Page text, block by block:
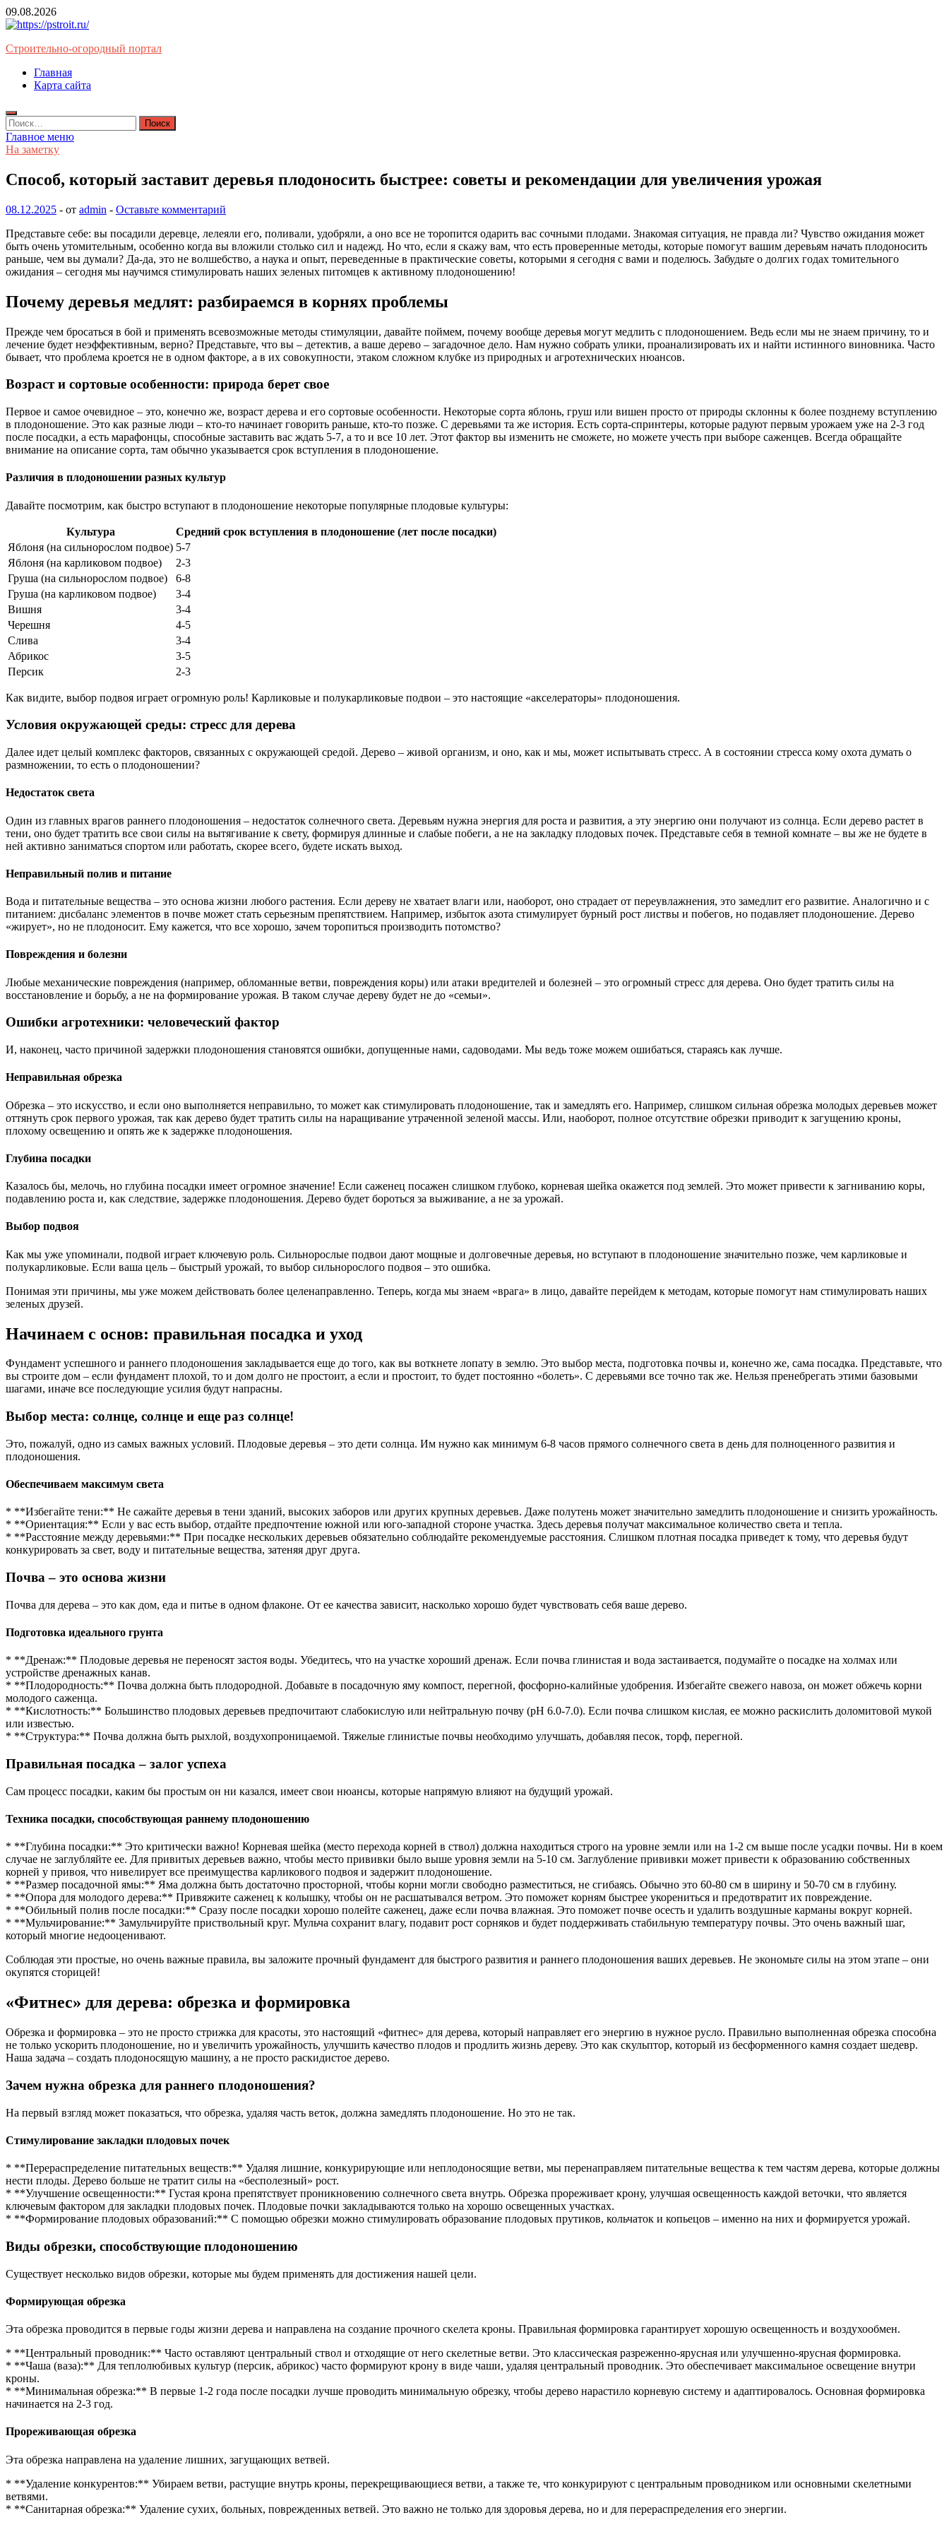
Перейти
к
09.08.2026
Строительно-огородный портал
Главная
Карта сайта
Найти:
Главное меню
На заметку
Способ, который заставит деревья плодоносить быстрее: советы и рекомендации для увеличения урожая
08.12.2025 - от admin - Оставьте комментарий
Представьте себе: вы посадили деревце, лелеяли его, поливали, удобряли, а оно все не торопится одарить вас сочными плодами. Знакомая ситуация, не правда ли? Чувство ожидания может
быть очень утомительным, особенно когда вы вложили столько сил и надежд. Но что, если я скажу вам, что есть проверенные методы, которые помогут вашим деревьям начать плодоносить
раньше, чем вы думали? Да-да, это не волшебство, а наука и опыт, переведенные в практические советы, которыми я сегодня с вами и поделюсь. Забудьте о долгих годах томительного
ожидания – сегодня мы научимся стимулировать наших зеленых питомцев к активному плодоношению!
Почему деревья медлят: разбираемся в корнях проблемы
Прежде чем бросаться в бой и применять всевозможные методы стимуляции, давайте поймем, почему вообще деревья могут медлить с плодоношением. Ведь если мы не знаем причину, то и
лечение будет неэффективным, верно? Представьте, что вы – детектив, а ваше дерево – загадочное дело. Нам нужно собрать улики, проанализировать их и найти истинного виновника. Часто
бывает, что проблема кроется не в одном факторе, а в их совокупности, этаком сложном клубке из природных и агротехнических нюансов.
Возраст и сортовые особенности: природа берет свое
Первое и самое очевидное – это, конечно же, возраст дерева и его сортовые особенности. Некоторые сорта яблонь, груш или вишен просто от природы склонны к более позднему вступлению
в плодоношение. Это как разные люди – кто-то начинает говорить раньше, кто-то позже. С деревьями та же история. Есть сорта-спринтеры, которые радуют первым урожаем уже на 2-3 год
после посадки, а есть марафонцы, способные заставить вас ждать 5-7, а то и все 10 лет. Этот фактор вы изменить не сможете, но можете учесть при выборе саженцев. Всегда обращайте
внимание на описание сорта, там обычно указывается срок вступления в плодоношение.
Различия в плодоношении разных культур
Давайте посмотрим, как быстро вступают в плодоношение некоторые популярные плодовые культуры:
Культура
Средний срок вступления в плодоношение (лет после посадки)
Яблоня (на сильнорослом подвое) 5-7
Яблоня (на карликовом подвое)
2-3
Груша (на сильнорослом подвое)
6-8
Груша (на карликовом подвое)
3-4
Вишня
3-4
Черешня
4-5
Слива
3-4
Абрикос
3-5
Персик
2-3
Как видите, выбор подвоя играет огромную роль! Карликовые и полукарликовые подвои – это настоящие «акселераторы» плодоношения.
Условия окружающей среды: стресс для дерева
Далее идет целый комплекс факторов, связанных с окружающей средой. Дерево – живой организм, и оно, как и мы, может испытывать стресс. А в состоянии стресса кому охота думать о
размножении, то есть о плодоношении?
Недостаток света
Один из главных врагов раннего плодоношения – недостаток солнечного света. Деревьям нужна энергия для роста и развития, а эту энергию они получают из солнца. Если дерево растет в
тени, оно будет тратить все свои силы на вытягивание к свету, формируя длинные и слабые побеги, а не на закладку плодовых почек. Представьте себя в темной комнате – вы же не будете в
ней активно заниматься спортом или работать, скорее всего, будете искать выход.
Неправильный полив и питание
Вода и питательные вещества – это основа жизни любого растения. Если дереву не хватает влаги или, наоборот, оно страдает от переувлажнения, это замедлит его развитие. Аналогично и с
питанием: дисбаланс элементов в почве может стать серьезным препятствием. Например, избыток азота стимулирует бурный рост листвы и побегов, но подавляет плодоношение. Дерево
«жирует», но не плодоносит. Ему кажется, что все хорошо, зачем торопиться производить потомство?
Повреждения и болезни
Любые механические повреждения (например, обломанные ветви, повреждения коры) или атаки вредителей и болезней – это огромный стресс для дерева. Оно будет тратить силы на
восстановление и борьбу, а не на формирование урожая. В таком случае дереву будет не до «семьи».
Ошибки агротехники: человеческий фактор
И, наконец, часто причиной задержки плодоношения становятся ошибки, допущенные нами, садоводами. Мы ведь тоже можем ошибаться, стараясь как лучше.
Неправильная обрезка
Обрезка – это искусство, и если оно выполняется неправильно, то может как стимулировать плодоношение, так и замедлять его. Например, слишком сильная обрезка молодых деревьев может
оттянуть срок первого урожая, так как дерево будет тратить силы на наращивание утраченной зеленой массы. Или, наоборот, полное отсутствие обрезки приводит к загущению кроны,
плохому освещению и опять же к задержке плодоношения.
Глубина посадки
Казалось бы, мелочь, но глубина посадки имеет огромное значение! Если саженец посажен слишком глубоко, корневая шейка окажется под землей. Это может привести к загниванию коры,
подавлению роста и, как следствие, задержке плодоношения. Дерево будет бороться за выживание, а не за урожай.
Выбор подвоя
Как мы уже упоминали, подвой играет ключевую роль. Сильнорослые подвои дают мощные и долговечные деревья, но вступают в плодоношение значительно позже, чем карликовые и
полукарликовые. Если ваша цель – быстрый урожай, то выбор сильнорослого подвоя – это ошибка.
Понимая эти причины, мы уже можем действовать более целенаправленно. Теперь, когда мы знаем «врага» в лицо, давайте перейдем к методам, которые помогут нам стимулировать наших
зеленых друзей.
Начинаем с основ: правильная посадка и уход
Фундамент успешного и раннего плодоношения закладывается еще до того, как вы воткнете лопату в землю. Это выбор места, подготовка почвы и, конечно же, сама посадка. Представьте, что
вы строите дом – если фундамент плохой, то и дом долго не простоит, а если и простоит, то будет постоянно «болеть». С деревьями все точно так же. Нельзя пренебрегать этими базовыми
шагами, иначе все последующие усилия будут напрасны.
Выбор места: солнце, солнце и еще раз солнце!
Это, пожалуй, одно из самых важных условий. Плодовые деревья – это дети солнца. Им нужно как минимум 6-8 часов прямого солнечного света в день для полноценного развития и
плодоношения.
Обеспечиваем максимум света
* **Избегайте тени:** Не сажайте деревья в тени зданий, высоких заборов или других крупных деревьев. Даже полутень может значительно замедлить плодоношение и снизить урожайность.
* **Ориентация:** Если у вас есть выбор, отдайте предпочтение южной или юго-западной стороне участка. Здесь деревья получат максимальное количество света и тепла.
* **Расстояние между деревьями:** При посадке нескольких деревьев обязательно соблюдайте рекомендуемые расстояния. Слишком плотная посадка приведет к тому, что деревья будут
конкурировать за свет, воду и питательные вещества, затеняя друг друга.
Почва – это основа жизни
Почва для дерева – это как дом, еда и питье в одном флаконе. От ее качества зависит, насколько хорошо будет чувствовать себя ваше дерево.
Подготовка идеального грунта
* **Дренаж:** Плодовые деревья не переносят застоя воды. Убедитесь, что на участке хороший дренаж. Если почва глинистая и вода застаивается, подумайте о посадке на холмах или
устройстве дренажных канав.
* **Плодородность:** Почва должна быть плодородной. Добавьте в посадочную яму компост, перегной, фосфорно-калийные удобрения. Избегайте свежего навоза, он может обжечь корни
молодого саженца.
* **Кислотность:** Большинство плодовых деревьев предпочитают слабокислую или нейтральную почву (pH 6.0-7.0). Если почва слишком кислая, ее можно раскислить доломитовой мукой
или известью.
* **Структура:** Почва должна быть рыхлой, воздухопроницаемой. Тяжелые глинистые почвы необходимо улучшать, добавляя песок, торф, перегной.
Правильная посадка – залог успеха
Сам процесс посадки, каким бы простым он ни казался, имеет свои нюансы, которые напрямую влияют на будущий урожай.
Техника посадки, способствующая раннему плодоношению
* **Глубина посадки:** Это критически важно! Корневая шейка (место перехода корней в ствол) должна находиться строго на уровне земли или на 1-2 см выше после усадки почвы. Ни в коем
случае не заглубляйте ее. Для привитых деревьев важно, чтобы место прививки было выше уровня земли на 5-10 см. Заглубление прививки может привести к образованию собственных
корней у привоя, что нивелирует все преимущества карликового подвоя и задержит плодоношение.
* **Размер посадочной ямы:** Яма должна быть достаточно просторной, чтобы корни могли свободно разместиться, не сгибаясь. Обычно это 60-80 см в ширину и 50-70 см в глубину.
* **Опора для молодого дерева:** Привяжите саженец к колышку, чтобы он не расшатывался ветром. Это поможет корням быстрее укорениться и предотвратит их повреждение.
* **Обильный полив после посадки:** Сразу после посадки хорошо полейте саженец, даже если почва влажная. Это поможет почве осесть и удалить воздушные карманы вокруг корней.
* **Мульчирование:** Замульчируйте приствольный круг. Мульча сохранит влагу, подавит рост сорняков и будет поддерживать стабильную температуру почвы. Это очень важный шаг,
который многие недооценивают.
Соблюдая эти простые, но очень важные правила, вы заложите прочный фундамент для быстрого развития и раннего плодоношения ваших деревьев. Не экономьте силы на этом этапе – они
окупятся сторицей!
«Фитнес» для дерева: обрезка и формировка
Обрезка и формировка – это не просто стрижка для красоты, это настоящий «фитнес» для дерева, который направляет его энергию в нужное русло. Правильно выполненная обрезка способна
не только ускорить плодоношение, но и увеличить урожайность, улучшить качество плодов и продлить жизнь дереву. Это как скульптор, который из бесформенного камня создает шедевр.
Наша задача – создать плодоносящую машину, а не просто раскидистое дерево.
Зачем нужна обрезка для раннего плодоношения?
На первый взгляд может показаться, что обрезка, удаляя часть веток, должна замедлять плодоношение. Но это не так.
Стимулирование закладки плодовых почек
* **Перераспределение питательных веществ:** Удаляя лишние, конкурирующие или неплодоносящие ветви, мы перенаправляем питательные вещества к тем частям дерева, которые должны
нести плоды. Дерево больше не тратит силы на «бесполезный» рост.
* **Улучшение освещенности:** Густая крона препятствует проникновению солнечного света внутрь. Обрезка прореживает крону, улучшая освещенность каждой веточки, что является
ключевым фактором для закладки плодовых почек. Плодовые почки закладываются только на хорошо освещенных участках.
* **Формирование плодовых образований:** С помощью обрезки можно стимулировать образование плодовых прутиков, кольчаток и копьецов – именно на них и формируется урожай.
Виды обрезки, способствующие плодоношению
Существует несколько видов обрезки, которые мы будем применять для достижения нашей цели.
Формирующая обрезка
Эта обрезка проводится в первые годы жизни дерева и направлена на создание прочного скелета кроны. Правильная формировка гарантирует хорошую освещенность и воздухообмен.
* **Центральный проводник:** Часто оставляют центральный ствол и отходящие от него скелетные ветви. Это классическая разреженно-ярусная или улучшенно-ярусная формировка.
* **Чаша (ваза):** Для теплолюбивых культур (персик, абрикос) часто формируют крону в виде чаши, удаляя центральный проводник. Это обеспечивает максимальное освещение внутри
кроны.
* **Минимальная обрезка:** В первые 1-2 года после посадки лучше проводить минимальную обрезку, чтобы дерево нарастило корневую систему и адаптировалось. Основная формировка
начинается на 2-3 год.
Прореживающая обрезка
Эта обрезка направлена на удаление лишних, загущающих ветвей.
* **Удаление конкурентов:** Убираем ветви, растущие внутрь кроны, перекрещивающиеся ветви, а также те, что конкурируют с центральным проводником или основными скелетными
ветвями.
* **Санитарная обрезка:** Удаление сухих, больных, поврежденных ветвей. Это важно не только для здоровья дерева, но и для перераспределения его энергии.